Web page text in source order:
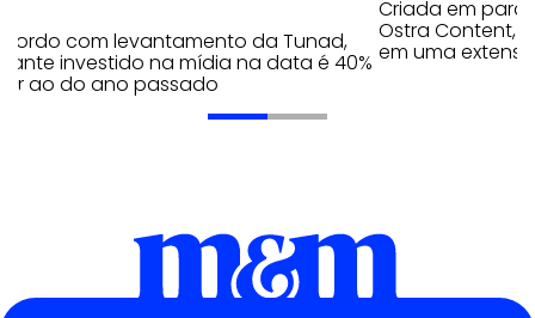
com levantamento da Tunad,
investido na mídia na data é 40%
ao do ano passado
Criada em
Ostra Content,
em uma